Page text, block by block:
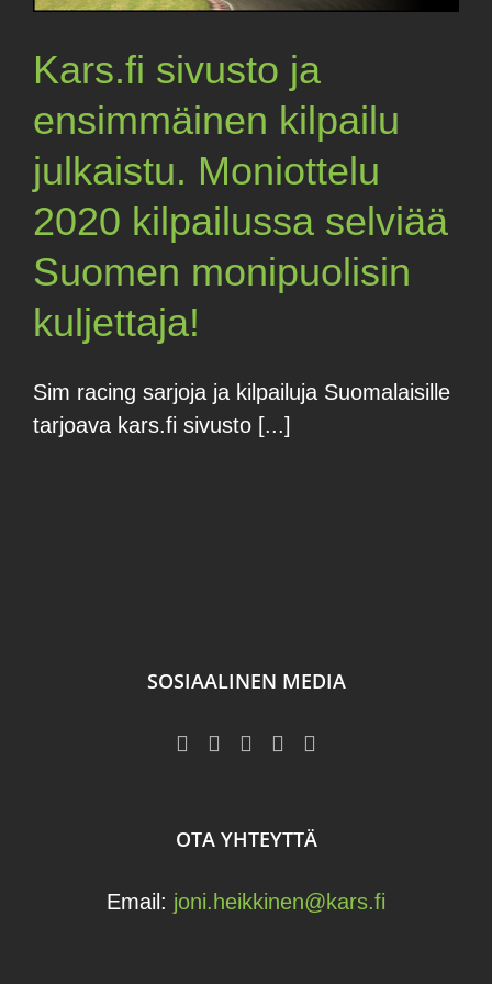
Kars.fi sivusto ja
ensimmäinen kilpailu
julkaistu. Moniottelu
2020 kilpailussa selviää
Suomen monipuolisin
kuljettaja!
Sim racing sarjoja ja kilpailuja Suomalaisille
tarjoava kars.fi sivusto [...]
SOSIAALINEN MEDIA
OTA YHTEYTTÄ
Email: joni.heikkinen@kars.fi